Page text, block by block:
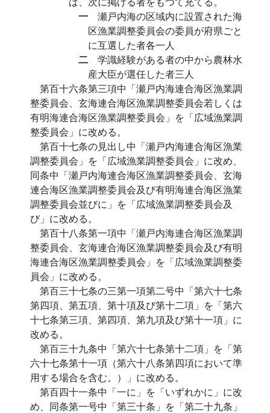
一 瀬戸内海の区域内に設置された海
区漁業調整委員会の委員が府県ごと
に互選した者各一人
二 学識経験がある者の中から農林水
産大臣が選任した者三人
第百十六条第三項中「瀬戸内海連合海区漁業調
整委員会、玄海連合海区漁業調整委員会若しくは
有明海連合海区漁業調整委員会」を「広域漁業調
整委員会」に改める。
第百十七条の見出し中「瀬戸内海連合海区漁業
調整委員会」を「広域漁業調整委員会」に改め、
同条中「瀬戸内海連合海区漁業調整委員会、玄海
連合海区漁業調整委員会及び有明海連合海区漁業
調整委員会並びに」を「広域漁業調整委員会及
び」に改める。
第百十八条第一項中「瀬戸内海連合海区漁業調
整委員会、玄海連合海区漁業調整委員会及び有明
海連合海区漁業調整委員会」を「広域漁業調整委
員会」に改める。
第百三十七条の三第一項第二号中「第六十七条
第四項、第五項、第十項及び第十二項」を「第六
十七条第三項、第四項、第九項及び第十一項」に
改める。
第百三十九条中「第六十七条第十二項」を「第
六十七条第十一項（第六十八条第四項において準
用する場合を含む。）」に改める。
第百四十一条中「一に」を「いずれかに」に改
め、同条第一号中「第三十条」を「第二十九条」